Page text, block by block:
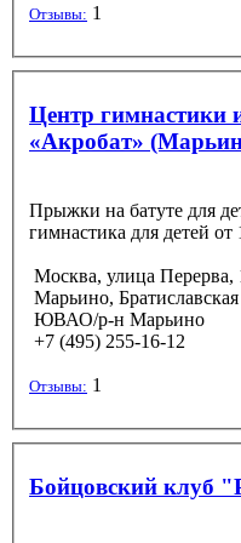
Отзывы: 1
Центр гимнастики
«Акробат»
Прыжки на батуте для
гимнастика для детей от
Москва, улица Перерва,
Марьино, Братиславская
ЮВАО/р-н Марьино
+7 (495) 255-16-12
Отзывы: 1
Бойцовский клуб